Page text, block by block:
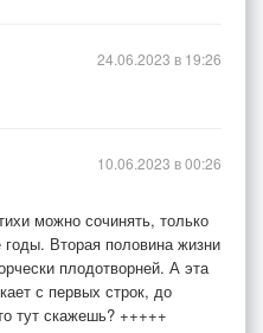
24.06.2023 в 19:26
можно сочинять, только
Вторая половина жизни
плодотворней. А эта
с первых строк, до
тут скажешь? +++++
10.06.2023 в 00:26